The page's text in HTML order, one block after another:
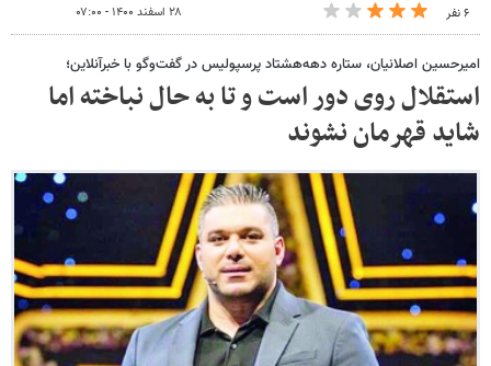
۶ نفر ۲۸ اسفند ۱۴۰۰ - ۰۷:۰۰
امیرحسین اصلانیان، ستاره دهه‌هشتاد پرسپولیس در گفت‌وگو با خبرآنلاین؛
استقلال روی دور است و تا به حال نباخته اما
شاید قهرمان نشوند